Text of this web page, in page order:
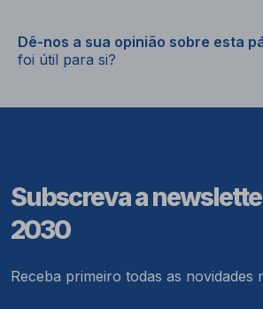
Dê-nos a sua opinião sobre esta
foi útil para si?
Subscreva a
2030
Receba primeiro todas as novidades